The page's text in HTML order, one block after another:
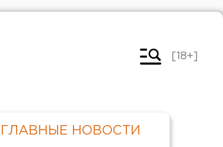
[18+]
ГЛАВНЫЕ НОВОСТИ